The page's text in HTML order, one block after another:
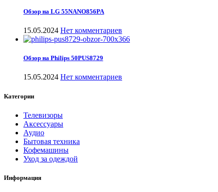
Обзор на LG 55NANO856PA
15.05.2024 Нет комментариев
Обзор на Philips 50PUS8729
15.05.2024 Нет комментариев
Категории
Телевизоры
Аксессуары
Аудио
Бытовая техника
Кофемашины
Уход за одеждой
Информация